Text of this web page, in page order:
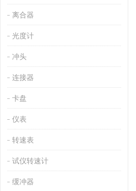
离合器
光度计
冲头
连接器
卡盘
仪表
转速表
试仪转速计
缓冲器